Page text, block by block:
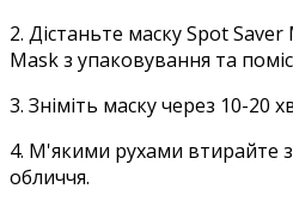
2. Дістаньте маску Spot
Mask з упаковування та
3. Зніміть маску через 10-20
4. М'якими рухами втирайте
обличчя.